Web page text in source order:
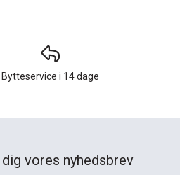
Bytteservice i 14 dage
vores nyhedsbrev